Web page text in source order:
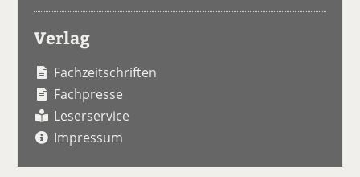
Verlag
Fachzeitschriften
Fachpresse
Leserservice
Impressum